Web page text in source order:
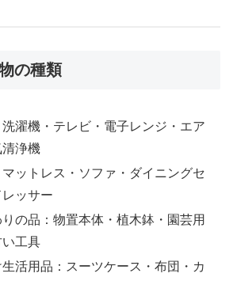
の種類
濯機・テレビ・電子レンジ・エア
清浄機
ットレス・ソファ・ダイニングセ
ッサー
の品：物置本体・植木鉢・園芸用
工具
活用品：スーツケース・布団・カ